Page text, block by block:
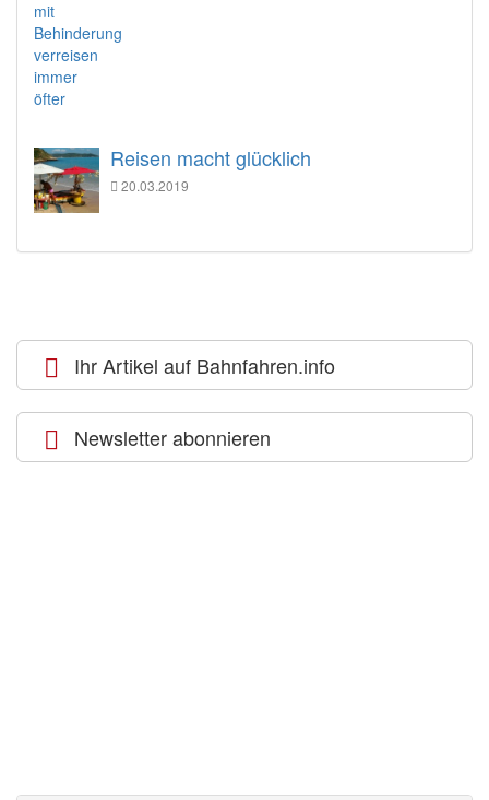
Reisen macht glücklich
20.03.2019
Ihr Artikel auf Bahnfahren.info
Newsletter abonnieren